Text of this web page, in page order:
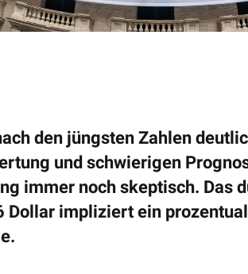
den jüngsten Zahlen
und schwierigen
immer noch skeptisch. Das
Dollar impliziert ein